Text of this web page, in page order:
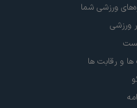
ورزشی شما
ورزشی
و رقابت ها